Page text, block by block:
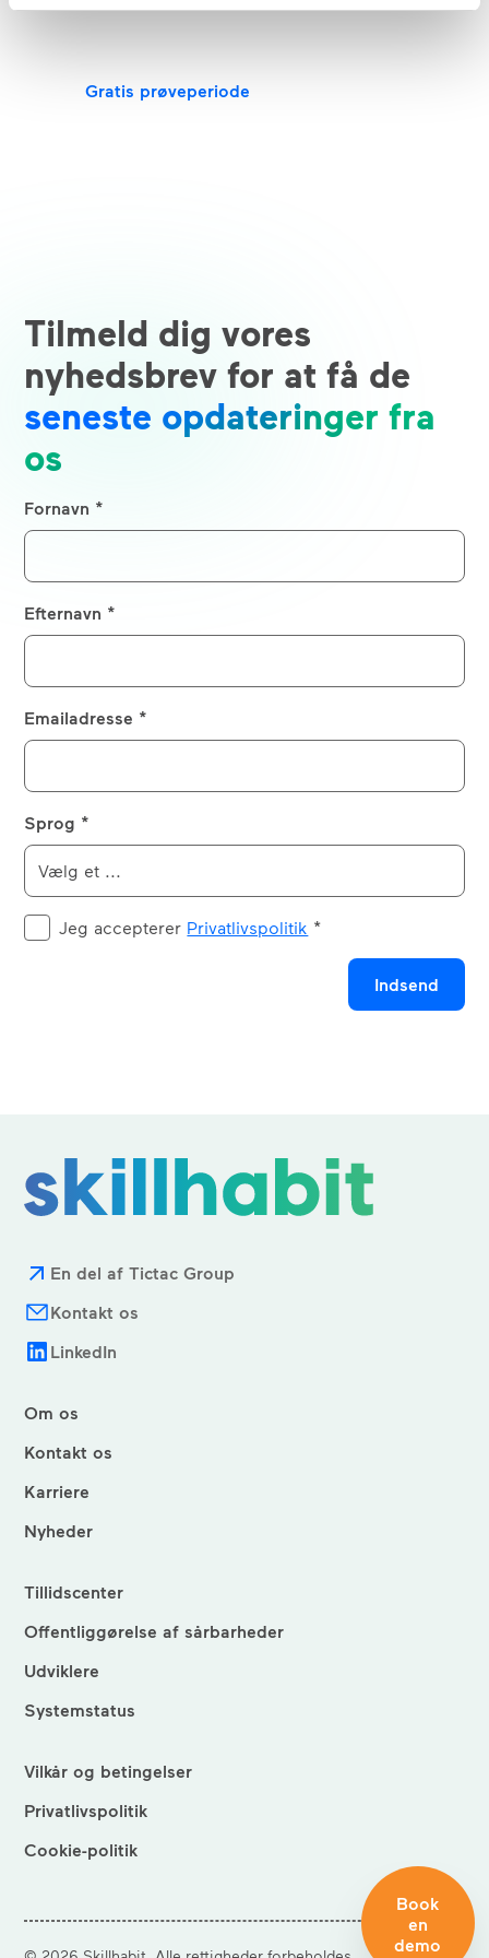
Gratis prøveperiode
Tilmeld dig vores
nyhedsbrev for at få de
seneste opdateringer fra
os
Fornavn *
Efternavn *
Emailadresse *
Sprog *
Jeg accepterer Privatlivspolitik *
Book
en
demo
En del af Tictac Group
Kontakt os
LinkedIn
Om os
Kontakt os
Karriere
Nyheder
Tillidscenter
Offentliggørelse af sårbarheder
Udviklere
Systemstatus
Vilkår og betingelser
Privatlivspolitik
Cookie-politik